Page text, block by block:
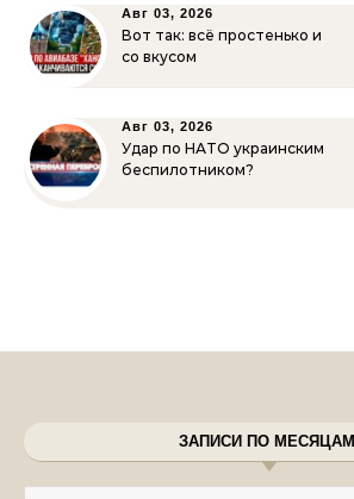
Авг 03, 2026
Вот так: всё простенько и
со вкусом
Авг 03, 2026
Удар по НАТО украинским
беспилотником?
ЗАПИСИ ПО МЕСЯЦАМ